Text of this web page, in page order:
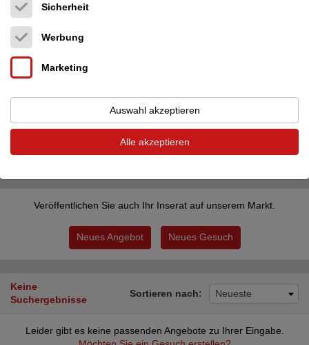
Land
Alle Länder
Filter zurücksetzen
Filter anwenden
Veröffentlichen Sie auch Ihr Inserat auf unserem Markt.
Neues Angebot Neues Gesuch
Keine
Suchergebnisse
Sortieren nach: Neueste
Leider gibt es keine passenden Angebote zu Ihrer Eingabe.
Sicherheit
Werbung
Marketing
Auswahl akzeptieren
Alle akzeptieren